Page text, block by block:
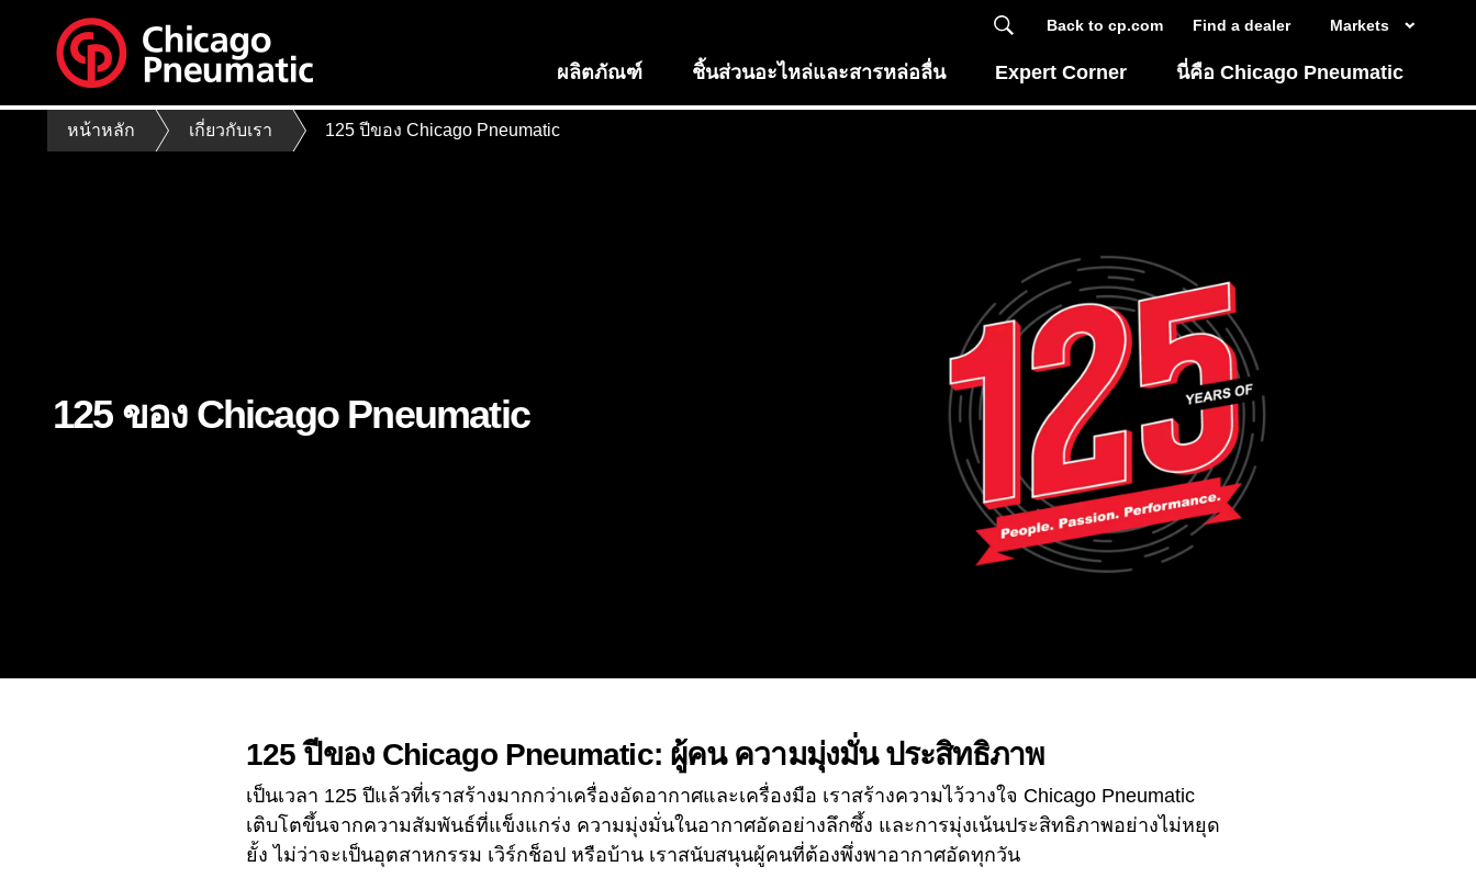
Markets
Back to cp.com Find a dealer
ผลิตภัณฑ์ ชิ้นส่วนอะไหล่และสารหล่อลื่น Expert Corner นี่คือ Chicago Pneumatic
หน้าหลัก เกี่ยวกับเรา 125 ปีของ Chicago Pneumatic
125 ของ Chicago Pneumatic
125 ปีของ Chicago Pneumatic: ผู้คน ความมุ่งมั่น ประสิทธิภาพ
เป็นเวลา 125 ปีแล้วที่เราสร้างมากกว่าเครื่องอัดอากาศและเครื่องมือ เราสร้างความไว้วางใจ Chicago Pneumatic
เติบโตขึ้นจากความสัมพันธ์ที่แข็งแกร่ง ความมุ่งมั่นในอากาศอัดอย่างลึกซึ้ง และการมุ่งเน้นประสิทธิภาพอย่างไม่หยุด
ยั้ง ไม่ว่าจะเป็นอุตสาหกรรม เวิร์กช็อป หรือบ้าน เราสนับสนุนผู้คนที่ต้องพึ่งพาอากาศอัดทุกวัน